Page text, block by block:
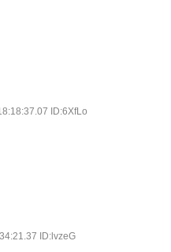
ID:6XfLo
ID:lvzeG